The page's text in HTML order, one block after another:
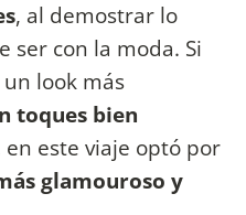
, al demostrar lo
ser con la moda. Si
look más
toques bien
este viaje optó por
glamouroso y